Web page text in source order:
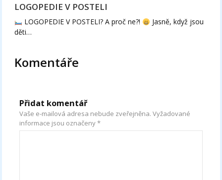
LOGOPEDIE V POSTELI
LOGOPEDIE V POSTELI? A proč ne?!
Jasně, když jsou
děti…
Komentáře
Přidat komentář
Vaše e-mailová adresa nebude zveřejněna. Vyžadované
informace jsou označeny*